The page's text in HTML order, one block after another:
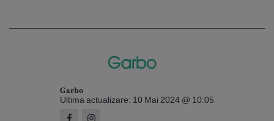
Garbo
Ultima actualizare: 10 Mai 2024 @ 10:05